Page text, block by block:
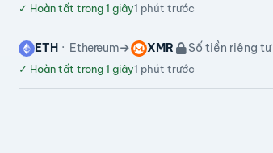
✓ Hoàn tất trong 1 giây1 phút trước
ETH Ethereum XMR Số tiền riêng tư
✓ Hoàn tất trong 1 giây1 phút trước